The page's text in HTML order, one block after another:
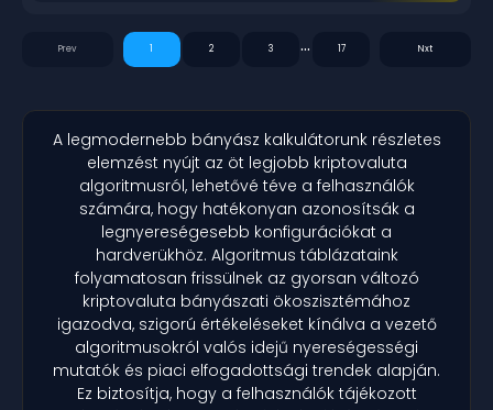
1 2 3 ... 17
A legmodernebb bányász kalkulátorunk részletes
elemzést nyújt az öt legjobb kriptovaluta
algoritmusról, lehetővé téve a felhasználók
számára, hogy hatékonyan azonosítsák a
legnyereségesebb konfigurációkat a
hardverükhöz. Algoritmus táblázataink
folyamatosan frissülnek az gyorsan változó
kriptovaluta bányászati ökoszisztémához
igazodva, szigorú értékeléseket kínálva a vezető
algoritmusokról valós idejű nyereségességi
mutatók és piaci elfogadottsági trendek alapján.
Ez biztosítja, hogy a felhasználók tájékozott